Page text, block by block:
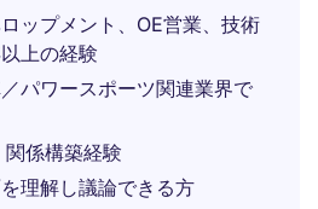
ップメント、OE営業、技術
上の経験
パワースポーツ関連業界で
係構築経験
理解し議論できる方